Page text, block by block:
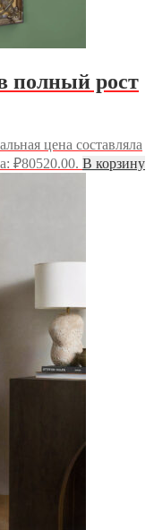
полный рост
цена составляла
₽80520.00. В корзину